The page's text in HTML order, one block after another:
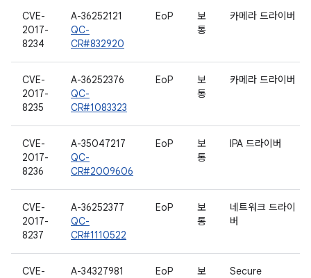
CVE-
2017-
8234
A-36252121
QC-
CR#832920
EoP
보
통
카메라 드라이버
CVE-
2017-
8235
A-36252376
QC-
CR#1083323
EoP
보
통
카메라 드라이버
CVE-
2017-
8236
A-35047217
QC-
CR#2009606
EoP
보
통
IPA 드라이버
CVE-
2017-
8237
A-36252377
QC-
CR#1110522
EoP
보
통
네트워크 드라이
버
CVE-
A-34327981
EoP
보
Secure